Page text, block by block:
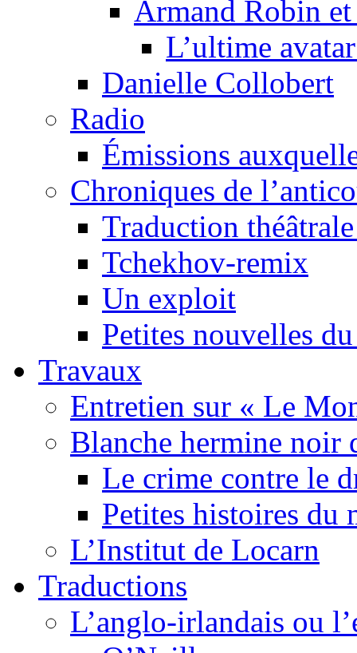
Armand Robin
L’ultime
Danielle Collobert
Radio
Émissions
Chroniques de
Traduction
Tchekhov-remix
Un exploit
Petites nouvelles
Travaux
Entretien sur « Le
Blanche hermine noir
Le crime contre le
Petites histoires du
L’Institut de Locarn
Traductions
L’anglo-irlandais ou